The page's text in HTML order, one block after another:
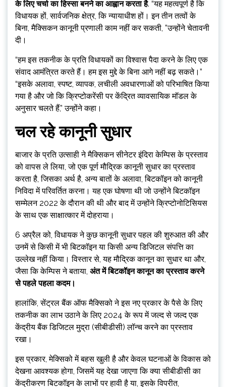
के लिए चर्चा का हिस्सा बनने का आह्वान करता है. “यह महत्वपूर्ण है कि
विधायक हों, सार्वजनिक क्षेत्र, कि न्यायाधीश हों। इन तीन तत्वों के
बिना, मैक्सिकन कानूनी प्रणाली काम नहीं कर सकती, ”उन्होंने चेतावनी
दी।
“हम इस तकनीक के प्रति विधायकों का विश्वास पैदा करने के लिए एक
संवाद आमंत्रित करते हैं। हम इस मुद्दे के बिना आगे नहीं बढ़ सकते।”
“इसके अलावा, स्पष्ट, व्यापक, लचीली अवधारणाओं को परिभाषित किया
गया है और जो कि क्रिप्टोकरेंसी पर केंद्रित व्यावसायिक मॉडल के
अनुसार चलते हैं,” उन्होंने कहा।
चल रहे कानूनी सुधार
बाजार के प्रति उत्साही ने मैक्सिकन सीनेटर इंदिरा केम्पिस के प्रस्ताव
को वापस ले लिया, जो एक पूर्ण मौद्रिक कानूनी सुधार का प्रस्ताव
करता है, जिसका अर्थ है, अन्य बातों के अलावा, बिटकॉइन को कानूनी
निविदा में परिवर्तित करना। यह एक घोषणा थी जो उन्होंने बिटकॉइन
सम्मेलन 2022 के दौरान की थी और बाद में उन्होंने क्रिप्टोनोटिसियस
के साथ एक साक्षात्कार में दोहराया।
6 अप्रैल को, विधायक ने कुछ कानूनी सुधार पहल की शुरुआत की और
उनमें से किसी में भी बिटकॉइन या किसी अन्य डिजिटल संपत्ति का
उल्लेख नहीं किया। विस्तार से, यह मौद्रिक कानून का सुधार था और,
जैसा कि केम्पिस ने बताया, अंत में बिटकॉइन कानून का प्रस्ताव करने
से पहले पहला कदम।
हालांकि, सेंट्रल बैंक ऑफ मैक्सिको ने इस नए प्रकार के पैसे के लिए
तकनीक का लाभ उठाने के लिए 2024 के रूप में जल्द से जल्द एक
केंद्रीय बैंक डिजिटल मुद्रा (सीबीडीसी) लॉन्च करने का प्रस्ताव
रखा।
इस प्रकार, मेक्सिको में बहस खुली है और केवल घटनाओं के विकास को
देखना आवश्यक होगा, जिसमें यह देखा जाएगा कि क्या सीबीडीसी का
केंद्रीकरण बिटकॉइन के लाभों पर हावी है या, इसके विपरीत,